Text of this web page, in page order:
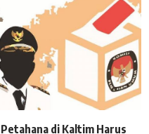
di Kaltim Harus